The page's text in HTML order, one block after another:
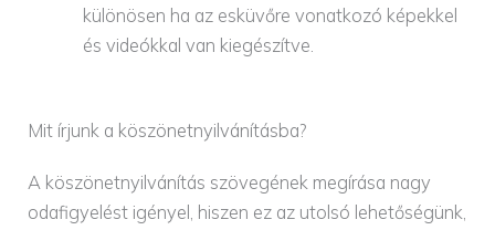
különösen ha az esküvőre vonatkozó képekkel
és videókkal van kiegészítve.
Mit írjunk a köszönetnyilvánításba?
A köszönetnyilvánítás szövegének megírása nagy
odafigyelést igényel, hiszen ez az utolsó lehetőségünk,